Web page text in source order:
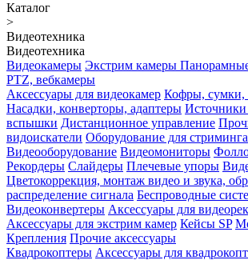
Каталог
>
Видеотехника
Видеотехника
Видеокамеры Экстрим камеры
PTZ, вебкамеры
Аксессуары для видеокамер Кофры, сумки,
Насадки, конверторы, адаптеры
вспышки Дистанционное управление
видоискатели Оборудование для стриминга
Видеооборудование Видеомониторы
Рекордеры Слайдеры Плечевые упоры
Цветокоррекция, монтаж видео и звука,
распределение сигнала Беспроводные
Видеоконвертеры Аксессуары для
Аксессуары для экстрим камер Кейсы SP
Крепления Прочие аксессуары
Квадрокоптеры Аксессуары для